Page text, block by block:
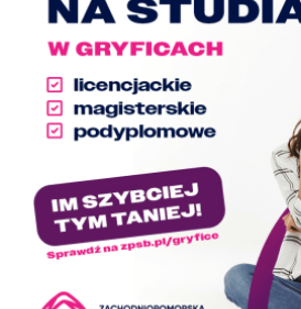
REDAKCJA
REGULAMIN